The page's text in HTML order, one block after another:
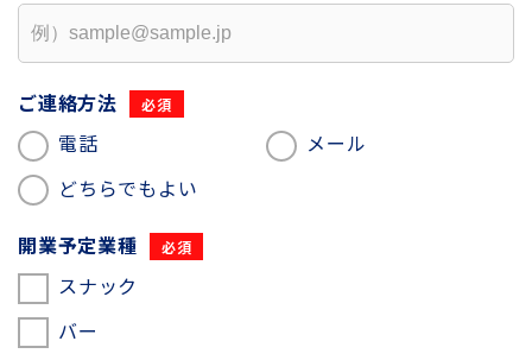
ご連絡方法
電話
メール
どちらでもよい
開業予定業種
スナック
バー